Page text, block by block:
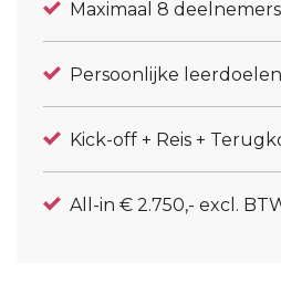
Maximaal 8 deelnemers
Persoonlijke leerdoelen
Kick-off + Reis +
All-in € 2.750,- excl.